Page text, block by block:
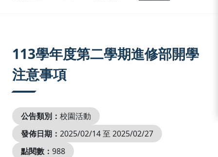
113學年度第二學期進修部開學
注意事項
公告類別： 校園活動
發佈日期： 2025/02/14 至 2025/02/27
點閱數： 988